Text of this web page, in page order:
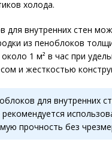
холода.
для внутренних стен
из пеноблоков
1 м² в час при
и жесткостью
для внутренних
прочность без